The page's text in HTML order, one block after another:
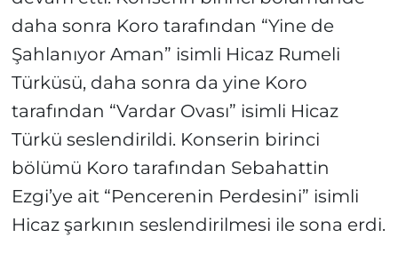
daha sonra Koro tarafından “Yine de
Şahlanıyor Aman” isimli Hicaz Rumeli
Türküsü, daha sonra da yine Koro
tarafından “Vardar Ovası” isimli Hicaz
Türkü seslendirildi. Konserin birinci
bölümü Koro tarafından Sebahattin
Ezgi’ye ait “Pencerenin Perdesini” isimli
Hicaz şarkının seslendirilmesi ile sona erdi.